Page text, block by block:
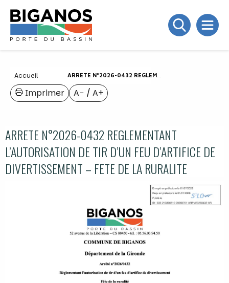
Accueil ARRETE N°2026-0432 REGLEMENTANT L’AUTORISATION DE TIR D’UN FEU D’ARTIFICE DE DIVERTISSEMENT – FETE DE LA RURALITE
A− / A+
Imprimer
ARRETE N°2026-0432 REGLEMENTANT
L’AUTORISATION DE TIR D’UN FEU D’ARTIFICE DE
DIVERTISSEMENT – FETE DE LA RURALITE